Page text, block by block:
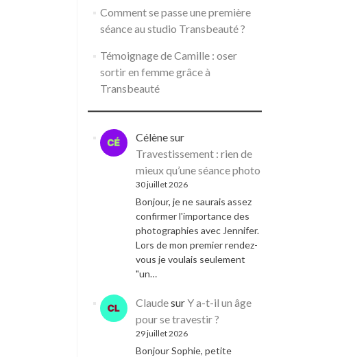
Comment se passe une première
séance au studio Transbeauté ?
Témoignage de Camille : oser
sortir en femme grâce à
Transbeauté
Célènesur
Travestissement : rien de
mieux qu’une séance photo
30 juillet 2026
Bonjour, je ne saurais assez
confirmer l'importance des
photographies avec Jennifer.
Lors de mon premier rendez-
vous je voulais seulement
"un…
ClaudesurY a-t-il un âge
pour se travestir ?
29 juillet 2026
Bonjour Sophie, petite